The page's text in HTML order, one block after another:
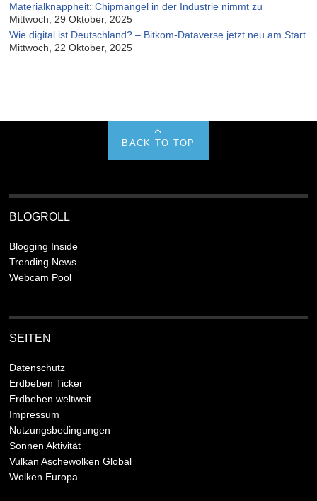
Materialknappheit: Chipmangel in der Industrie nimmt zu
Mittwoch, 29 Oktober, 2025
Wie digital ist Deutschland? – Bitkom-Dataverse jetzt neu am Start
Mittwoch, 22 Oktober, 2025
BACK TO TOP
BLOGROLL
Blogging Inside
Trending News
Webcam Pool
SEITEN
Datenschutz
Erdbeben Ticker
Erdbeben weltweit
Impressum
Nutzungsbedingungen
Sonnen Aktivität
Vulkan Aschewolken Global
Wolken Europa